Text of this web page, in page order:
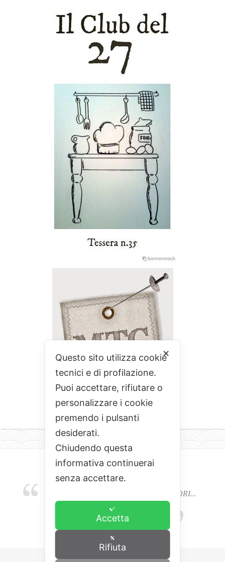
EMOZIONI, COLORI, ODORI E SAPORI...
L'ALCHIMIA DEL BUON CIBO
✕
Questo sito utilizza cookie
tecnici e di profilazione.
Puoi accettare, rifiutare o
personalizzare i cookie
premendo i pulsanti
desiderati.
Chiudendo questa
informativa continuerai
senza accettare.
Accetta
Rifiuta